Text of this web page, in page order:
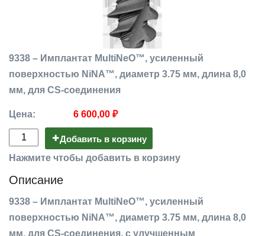
9338 – Имплантат MultiNeO™, усиленный
поверхностью NiNA™, диаметр 3.75 мм, длина 8,0
мм, для CS-соединения
Цена: 6 600,00 ₽
Добавить в корзину
Нажмите чтобы добавить в корзину
Описание
9338 – Имплантат MultiNeO™, усиленный
поверхностью NiNA™, диаметр 3.75 мм, длина 8,0
мм, для CS-соединения, с улучшенным